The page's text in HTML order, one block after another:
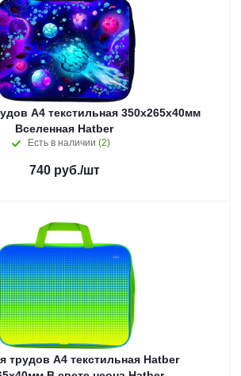
А4 текстильная 350х265х40мм
Вселенная Hatber
Есть в наличии (2)
740руб./шт
трудов А4 текстильная Hatber